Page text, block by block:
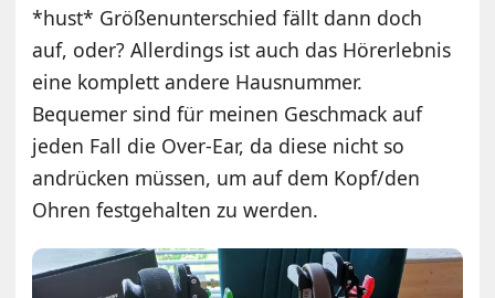
*hust* Größenunterschied fällt dann doch
auf, oder? Allerdings ist auch das Hörerlebnis
eine komplett andere Hausnummer.
Bequemer sind für meinen Geschmack auf
jeden Fall die Over-Ear, da diese nicht so
andrücken müssen, um auf dem Kopf/den
Ohren festgehalten zu werden.